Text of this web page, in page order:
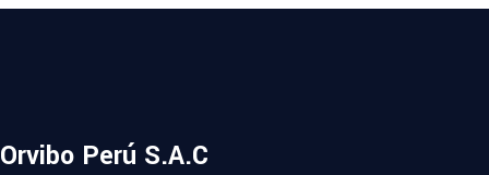
Orvibo Perú S.A.C